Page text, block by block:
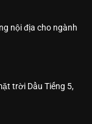
nội địa cho ngành
trời Dầu Tiếng 5,